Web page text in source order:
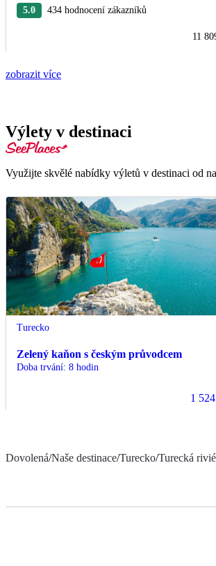
5.0 434 hodnocení zákazníků
11
zobrazit více
Výlety v destinaci
Využijte skvělé nabídky výletů v destinaci od
Turecko
Zelený kaňon s českým průvodcem
Doba trvání: 8 hodin
1
Dovolená/Naše destinace/Turecko/Turecká